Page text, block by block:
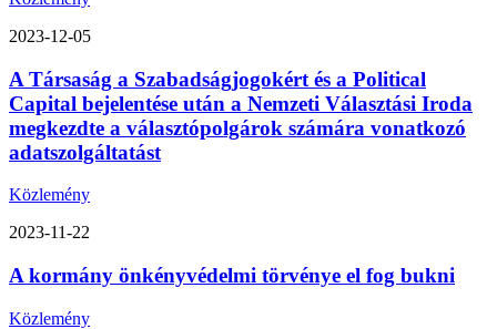
2023-12-05
A Társaság a Szabadságjogokért és a Political
Capital bejelentése után a Nemzeti Választási Iroda
megkezdte a választópolgárok számára vonatkozó
adatszolgáltatást
Közlemény
2023-11-22
A kormány önkényvédelmi törvénye el fog bukni
Közlemény